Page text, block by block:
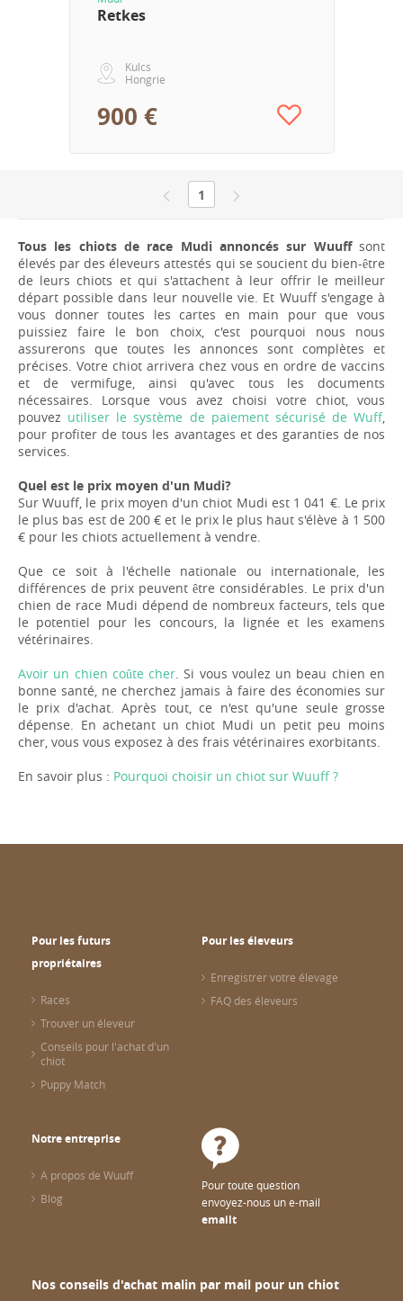
Retkes
Kulcs
Hongrie
900 €
1
Tous les chiots de race Mudi annoncés sur Wuuffsont
élevés par des éleveurs attestés qui se soucient du bien-être
de leurs chiots et qui s'attachent à leur offrir le meilleur
départ possible dans leur nouvelle vie. Et Wuuff s'engage à
vous donner toutes les cartes en main pour que vous
puissiez faire le bon choix, c'est pourquoi nous nous
assurerons que toutes les annonces sont complètes et
précises. Votre chiot arrivera chez vous en ordre de vaccins
et de vermifuge, ainsi qu'avec tous les documents
nécessaires. Lorsque vous avez choisi votre chiot, vous
pouvez utiliser le système de paiement sécurisé de Wuff,
pour profiter de tous les avantages et des garanties de nos
services.
Quel est le prix moyen d'un Mudi?
Sur Wuuff, le prix moyen d'un chiot Mudi est 1 041 €. Le prix
le plus bas est de 200 € et le prix le plus haut s'élève à 1 500
€ pour les chiots actuellement à vendre.
Que ce soit à l'échelle nationale ou internationale, les
différences de prix peuvent être considérables. Le prix d'un
chien de race Mudi dépend de nombreux facteurs, tels que
le potentiel pour les concours, la lignée et les examens
vétérinaires.
Avoir un chien coûte cher. Si vous voulez un beau chien en
bonne santé, ne cherchez jamais à faire des économies sur
le prix d'achat. Après tout, ce n'est qu'une seule grosse
dépense. En achetant un chiot Mudi un petit peu moins
cher, vous vous exposez à des frais vétérinaires exorbitants.
En savoir plus : Pourquoi choisir un chiot sur Wuuff ?
Pour les futurs
propriétaires
Races
Trouver un éleveur
Conseils pour l'achat d'un
chiot
Puppy Match
Pour les éleveurs
Enregistrer votre élevage
FAQ des éleveurs
Notre entreprise
A propos de Wuuff
Blog
Pour toute question
envoyez-nous un e-mail
emailt
Nos conseils d'achat malin par mail pour un chiot